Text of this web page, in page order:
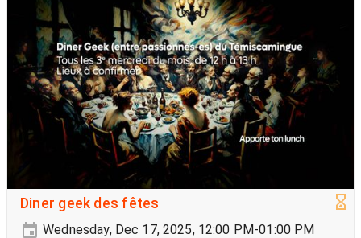
Diner geek des fêtes
Wednesday, Dec 17, 2025, 12:00 PM-01:00 PM